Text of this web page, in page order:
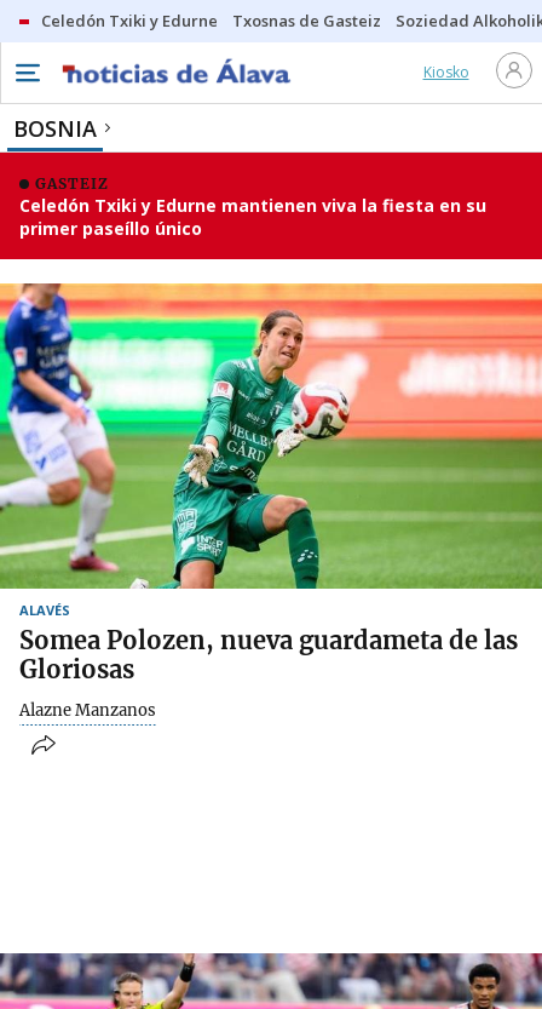
Celedón Txiki y Edurne Txosnas de Gasteiz Soziedad
Kiosko
BOSNIA
GASTEIZ
Celedón Txiki y Edurne mantienen viva la fiesta en su
primer paseíllo único
ALAVÉS
Somea Polozen, nueva guardameta de las
Gloriosas
Alazne Manzanos